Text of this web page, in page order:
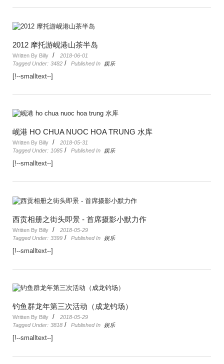
2012 摩托游岘港山茶半岛
Written By Billy /
2018-06-01
Tagged Under: 3482 / Published In 娱乐
[!--smalltext--]
岘港 HO CHUA NUOC HOA TRUNG 水库
Written By Billy /
2018-05-31
Tagged Under: 1085 / Published In 娱乐
[!--smalltext--]
西贡相册之街头即景 - 首席摄影小默力作
Written By Billy /
2018-05-29
Tagged Under: 3399 / Published In 娱乐
[!--smalltext--]
钓鱼群龙年第三次活动（成龙钓场）
Written By Billy /
2018-05-29
Tagged Under: 3818 / Published In 娱乐
[!--smalltext--]